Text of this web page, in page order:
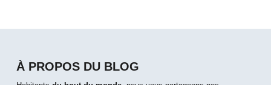
À PROPOS DU BLOG